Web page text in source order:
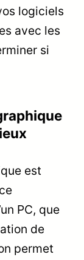
logiciels
avec les
si
est
PC, que
de
permet